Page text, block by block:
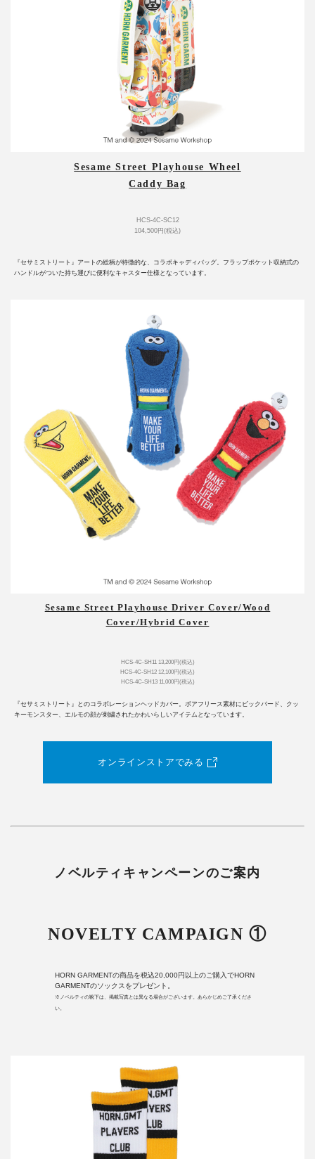
Sesame Street Playhouse Wheel
Caddy Bag
HCS-4C-SC12
104,500円(税込)
『セサミストリート』アートの総柄が特徴的な、コラボキャディバッグ。フラップポケット収納式の
ハンドルがついた持ち運びに便利なキャスター仕様となっています。
Sesame Street Playhouse Driver Cover/Wood
Cover/Hybrid Cover
HCS-4C-SH11 13,200円(税込)
HCS-4C-SH12 12,100円(税込)
HCS-4C-SH13 11,000円(税込)
『セサミストリート』とのコラボレーションヘッドカバー。ボアフリース素材にビックバード、クッ
キーモンスター、エルモの顔が刺繍されたかわいらしいアイテムとなっています。
オンラインストアでみる
ノベルティキャンペーンのご案内
NOVELTY CAMPAIGN ①
HORN GARMENTの商品を税込20,000円以上のご購入でHORN
GARMENTのソックスをプレゼント。
※ノベルティの靴下は、掲載写真とは異なる場合がございます。あらかじめご了承くださ
い。